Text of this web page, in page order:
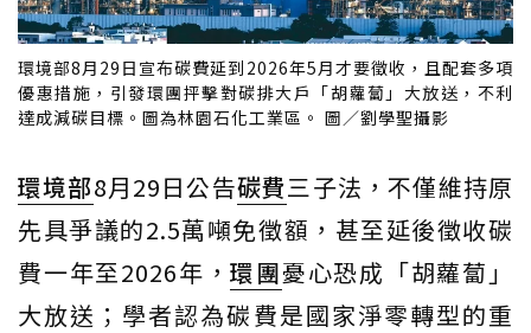
環境部8月29日宣布碳費延到2026年5月才要徵收，且配套多項
優惠措施，引發環團抨擊對碳排大戶「胡蘿蔔」大放送，不利
達成減碳目標。圖為林園石化工業區。 圖／劉學聖攝影
環境部8月29日公告碳費三子法，不僅維持原
先具爭議的2.5萬噸免徵額，甚至延後徵收碳
費一年至2026年，環團憂心恐成「胡蘿蔔」
大放送；學者認為碳費是國家淨零轉型的重